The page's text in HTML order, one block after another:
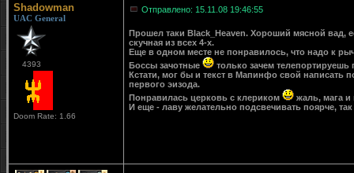
Shadowman
UAC General
4393
Doom Rate: 1.66
Отправлено: 15.11.08 19:46:55
Прошел таки Black_Heaven. Хороший мясной вад,
скучная из всех 4-х.
Еще в одном месте не понравилось, что надо к
Боссы зачотные
только зачем телепортируешь
Кстати, мог бы и текст в Мапинфо свой написать
первого эизода.
Понравилась церковь с клериком
жаль, мага и
И еще - лаву желательно подсвечивать поярче,